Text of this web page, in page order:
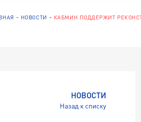
НОВОСТИ КАБМИН ПОДДЕРЖИТ
НОВОСТИ
Назад к списку